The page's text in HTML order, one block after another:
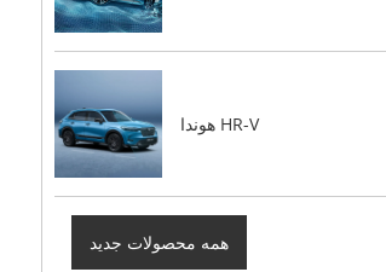
هوندا HR-V
همه محصولات جدید